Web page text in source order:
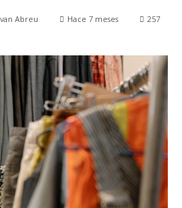
Abreu Hace 7 meses 257